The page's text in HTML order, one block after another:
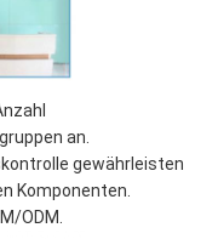
an.
gewährleisten
Komponenten.
ODM.